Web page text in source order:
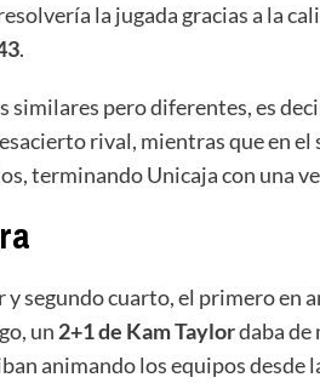
la jugada gracias a la
.
similares pero diferentes, es
rival, mientras que en
terminando Unicaja con una
y segundo cuarto, el primero en
un 2+1 de Kam Taylordaba de
animando los equipos desde